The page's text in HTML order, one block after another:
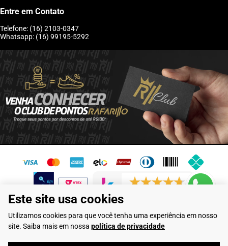
Este site usa cookies
Utilizamos cookies para que você tenha uma experiência em nosso
site. Saiba mais em nossa política de privacidade
Entre em Contato
Telefone: (16) 2103-0347
Whatsapp: (16) 99195-5292
Flamarian Comércio de Calçados LTDA - CNPJ: 10.913.950/0001-60 -
Rua Evangelista de Lima, 710 - Franca/SP
Coronel Tamarindo, 2435 - Franca/SP